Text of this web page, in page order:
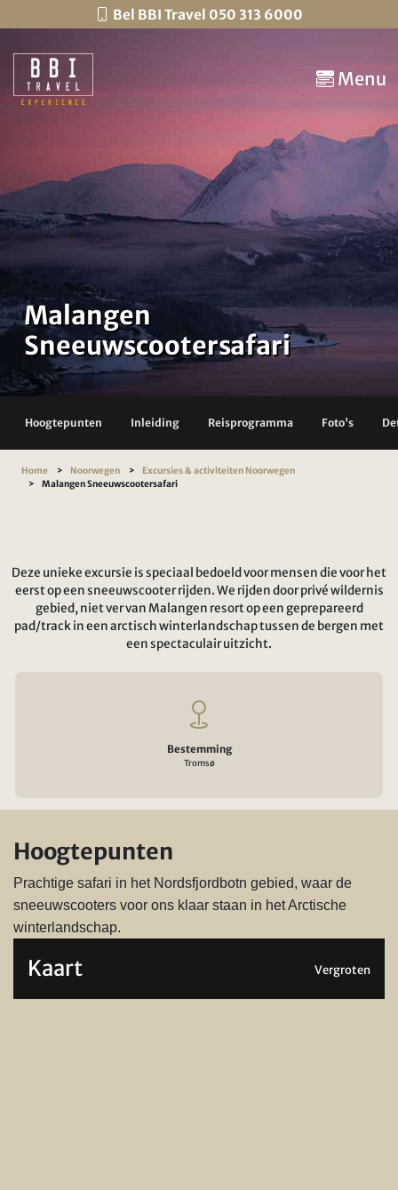
Bel BBI Travel 050 313 6000
Menu
Malangen
Sneeuwscootersafari
Hoogtepunten Inleiding Reisprogramma Foto's
Home Noorwegen
Excursies & activiteiten Noorwegen
Malangen Sneeuwscootersafari
Deze unieke excursie is speciaal bedoeld voor mensen die voor het
eerst op een sneeuwscooter rijden. We rijden door privé wildernis
gebied, niet ver van Malangen resort op een geprepareerd
pad/track in een arctisch winterlandschap tussen de bergen met
een spectaculair uitzicht.
Bestemming
Tromsø
Hoogtepunten
Prachtige safari in het Nordsfjordbotn gebied, waar de
sneeuwscooters voor ons klaar staan in het Arctische
winterlandschap.
Kaart Vergroten